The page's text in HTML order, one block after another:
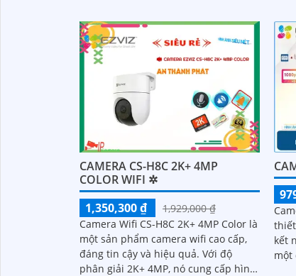
vào
CAMERA CS-H8C 2K+ 4MP
COLOR WIFI ✲
1,350,300 ₫
1,929,000 ₫
Camera Wifi CS-H8C 2K+ 4MP Color là
một sản phẩm camera wifi cao cấp,
đáng tin cậy và hiệu quả. Với độ
phân giải 2K+ 4MP, nó cung cấp hình
kết
một